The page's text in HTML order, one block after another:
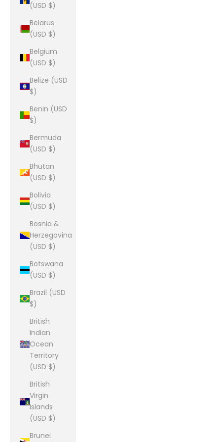
(USD $)
Belarus
(USD $)
Belgium
(USD $)
Belize (USD
$)
Benin (USD
$)
Bermuda
(USD $)
Bhutan
(USD $)
Bolivia
(USD $)
Bosnia &
Herzegovina
(USD $)
Botswana
(USD $)
Brazil (USD
$)
British
Indian
Ocean
Territory
(USD $)
British
Virgin
Islands
(USD $)
Brunei